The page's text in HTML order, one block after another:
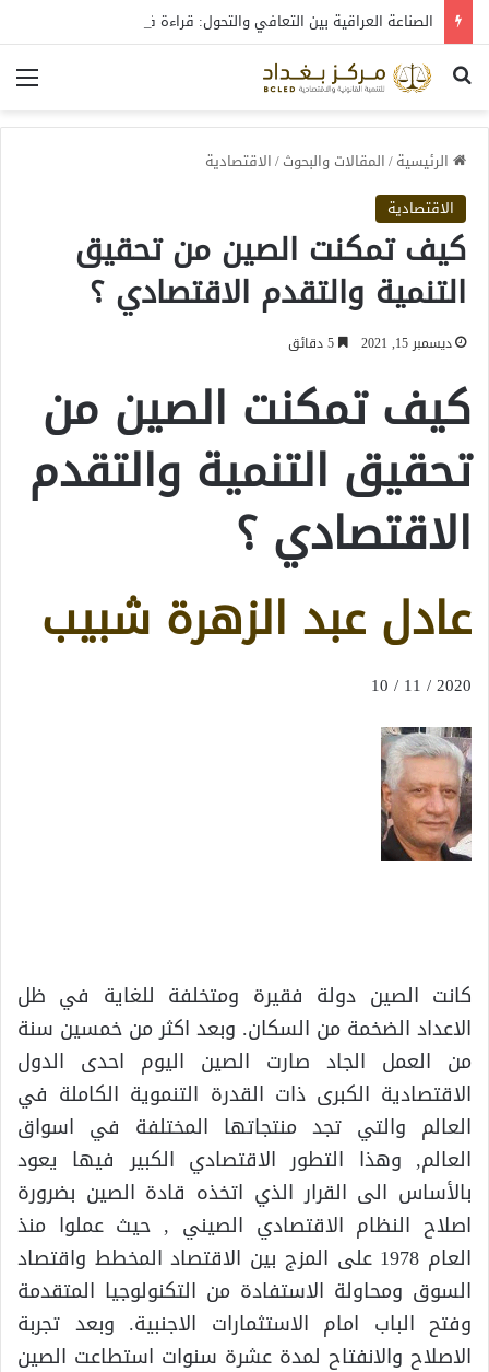
بحث عن
الرئيسية/المقالات والبحوث/الاقتصادية
الاقتصادية
كيف تمكنت الصين من تحقيق
التنمية والتقدم الاقتصادي ؟
ديسمبر 15, 2021
كيف تمكنت الصين من
تحقيق التنمية والتقدم
الاقتصادي ؟
عادل عبد الزهرة شبيب
2020 / 11 / 10
كانت الصين دولة فقيرة ومتخلفة للغاية في ظل
الاعداد الضخمة من السكان. وبعد اكثر من خمسين سنة
من العمل الجاد صارت الصين اليوم احدى الدول
الاقتصادية الكبرى ذات القدرة التنموية الكاملة في
العالم والتي تجد منتجاتها المختلفة في اسواق
العالم, وهذا التطور الاقتصادي الكبير فيها يعود
بالأساس الى القرار الذي اتخذه قادة الصين بضرورة
اصلاح النظام الاقتصادي الصيني , حيث عملوا منذ
العام 1978 على المزج بين الاقتصاد المخطط واقتصاد
السوق ومحاولة الاستفادة من التكنولوجيا المتقدمة
وفتح الباب امام الاستثمارات الاجنبية. وبعد تجربة
الاصلاح والانفتاح لمدة عشرة سنوات استطاعت الصين